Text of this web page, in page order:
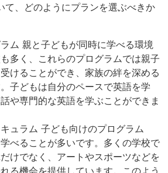
て、どのようにプランを選ぶべきか
ム 親と子どもが同時に学べる環境
多く、これらのプログラムでは親子
けることができ、家族の絆を深める
子どもは自分のペースで英語を学
や専門的な英語を学ぶことができま
ュラム 子ども向けのプログラム
べることが多いです。多くの学校で
けでなく、アートやスポーツなどを